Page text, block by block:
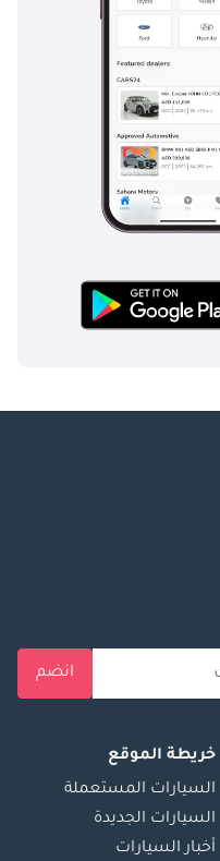
انضم
خريطة الموقع
السيارات المستعملة
السيارات الجديدة
أخبار السيارات